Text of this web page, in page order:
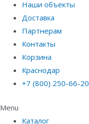
Наши объекты
Доставка
Партнерам
Контакты
Корзина
Краснодар
+7 (800) 250-66-20
Menu
Каталог